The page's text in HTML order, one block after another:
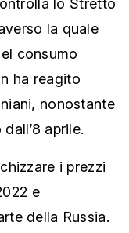
lo Stretto
la quale
consumo
ha reagito
nonostante
aprile.
i prezzi
e
della Russia.